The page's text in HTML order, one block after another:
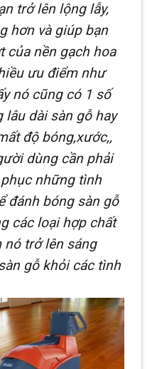
trở lên lộng lẫy,
hơn và giúp bạn
của nền gạch hoa
ưu điểm như
nó cũng có 1 số
dài sàn gỗ hay
độ bóng,xước,,
dùng cần phải
những tình
đánh bóng sàn gỗ
các loại hợp chất
nó trở lên sáng
gỗ khỏi các tình